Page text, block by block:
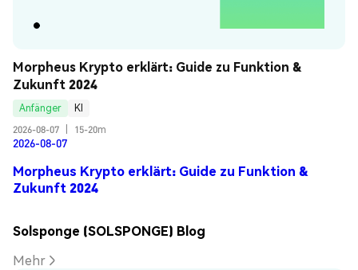
Morpheus Krypto erklärt: Guide zu Funktion &
Zukunft 2024
Anfänger
KI
2026-08-07
15-20m
2026-08-07
Morpheus Krypto erklärt: Guide zu Funktion &
Zukunft 2024
Solsponge (SOLSPONGE) Blog
Mehr